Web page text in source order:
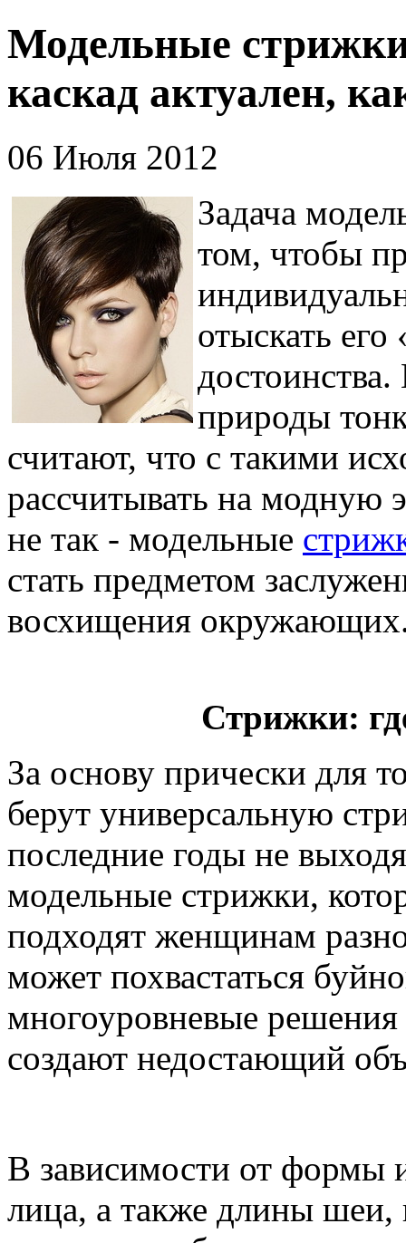
Модельные
каскад актуален,
06 Июля 2012
Задача
том, чтобы
отыскать
природы
считают, что с такими
рассчитывать на модную
не так - модельные
стать предметом
восхищения
Стрижки:
За основу прически для
берут универсальную
последние годы не
модельные стрижки,
подходят женщинам
может похвастаться
многоуровневые
создают недостающий
В зависимости от формы
лица, а также длины шеи,